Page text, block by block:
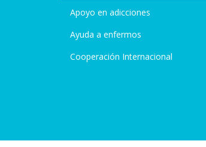
Apoyo en adicciones
Ayuda a enfermos
Cooperación Internacional